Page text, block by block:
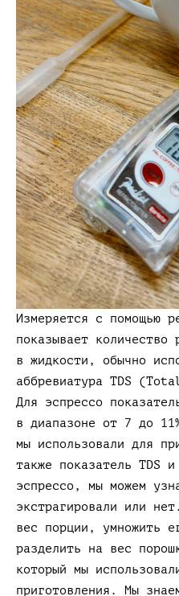
Измеряется с помощью
показывает количество
в жидкости, обычно
аббревиатура TDS
Для эспрессо
в диапазоне от 7 до
мы использовали для
также показатель TDS
эспрессо, мы можем
экстрагировали или
вес порции, умножить
разделить на вес
который мы
приготовления. Мы